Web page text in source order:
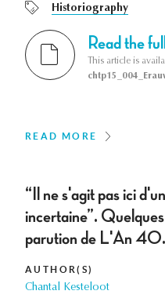
Historiography
Read the
This article is
READ MORE
“Il ne s'agit pas ici
incertaine”.
parution de L'An 40.
AUTHOR(S)
Chantal Kesteloot